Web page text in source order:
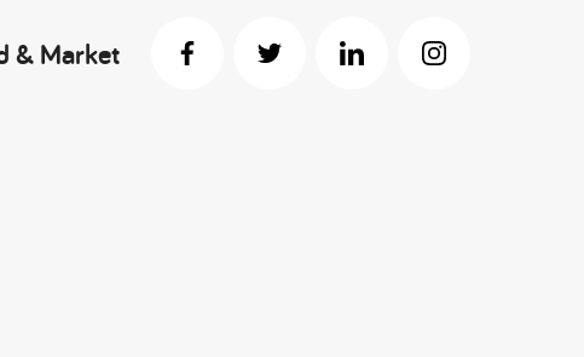
& Market